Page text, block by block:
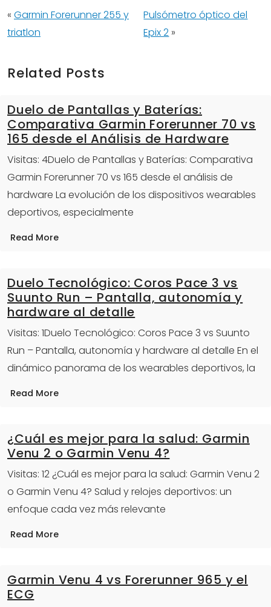
« Garmin Forerunner 255 y
triatlon
Pulsómetro óptico del
Epix 2 »
Related Posts
Duelo de Pantallas y Baterías:
Comparativa Garmin Forerunner 70 vs
165 desde el Análisis de Hardware
Visitas: 4Duelo de Pantallas y Baterías: Comparativa
Garmin Forerunner 70 vs 165 desde el análisis de
hardware La evolución de los dispositivos wearables
deportivos, especialmente
Read More
Duelo Tecnológico: Coros Pace 3 vs
Suunto Run – Pantalla, autonomía y
hardware al detalle
Visitas: 1Duelo Tecnológico: Coros Pace 3 vs Suunto
Run – Pantalla, autonomía y hardware al detalle En el
dinámico panorama de los wearables deportivos, la
Read More
¿Cuál es mejor para la salud: Garmin
Venu 2 o Garmin Venu 4?
Visitas: 12 ¿Cuál es mejor para la salud: Garmin Venu 2
o Garmin Venu 4? Salud y relojes deportivos: un
enfoque cada vez más relevante
Read More
Garmin Venu 4 vs Forerunner 965 y el
ECG